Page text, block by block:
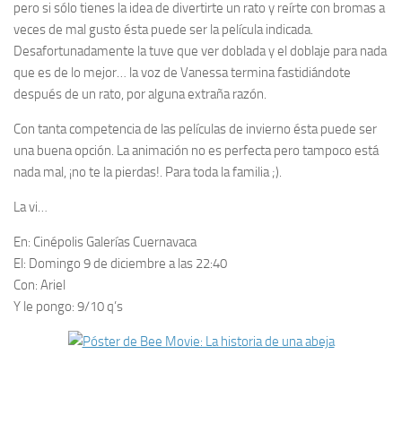
pero si sólo tienes la idea de divertirte un rato y reírte con bromas a
veces de mal gusto ésta puede ser la película indicada.
Desafortunadamente la tuve que ver doblada y el doblaje para nada
que es de lo mejor… la voz de Vanessa termina fastidiándote
después de un rato, por alguna extraña razón.
Con tanta competencia de las películas de invierno ésta puede ser
una buena opción. La animación no es perfecta pero tampoco está
nada mal, ¡no te la pierdas!. Para toda la familia ;).
La vi…
En: Cinépolis Galerías Cuernavaca
El: Domingo 9 de diciembre a las 22:40
Con: Ariel
Y le pongo: 9/10 q’s